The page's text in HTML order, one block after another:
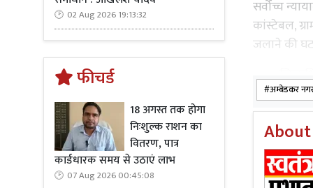
02 Aug 2026 19:13:32
फीचर्ड
18 अगस्त तक होगा
निःशुल्क राशन का
वितरण, पात्र
कार्डधारक समय से उठाएं लाभ
07 Aug 2026 00:45:08
सर्वोच्च
कांस्टेबल,
जलाने की
अधिसूचना
वसूली का
05 एकड़
की
की धारा-
अम्बेडकर